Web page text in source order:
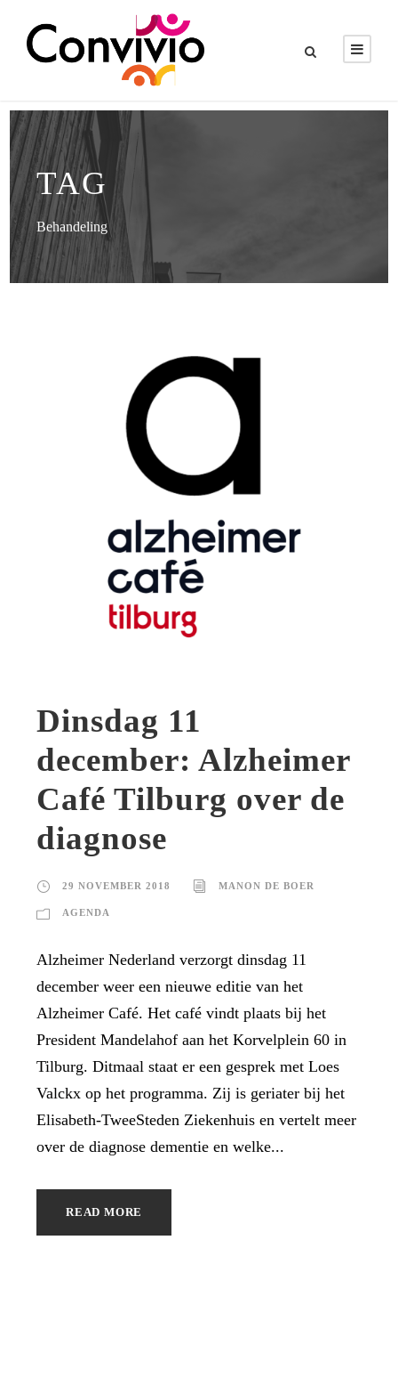
TAG
Behandeling
Dinsdag 11
december: Alzheimer
Café Tilburg over de
diagnose
29 NOVEMBER 2018 MANON DE BOER
AGENDA
Alzheimer Nederland verzorgt dinsdag 11
december weer een nieuwe editie van het
Alzheimer Café. Het café vindt plaats bij het
President Mandelahof aan het Korvelplein 60 in
Tilburg. Ditmaal staat er een gesprek met Loes
Valckx op het programma. Zij is geriater bij het
Elisabeth-TweeSteden Ziekenhuis en vertelt meer
over de diagnose dementie en welke...
READ MORE